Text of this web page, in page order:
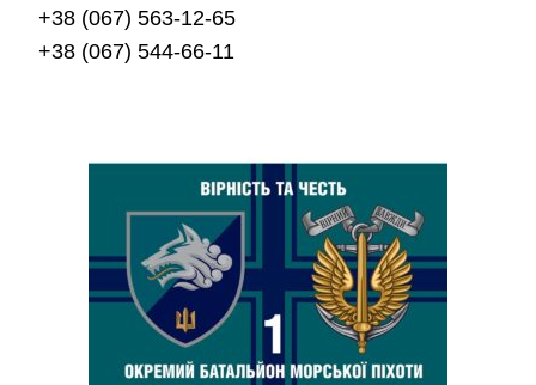
+38 (067) 563-12-65
+38 (067) 544-66-11